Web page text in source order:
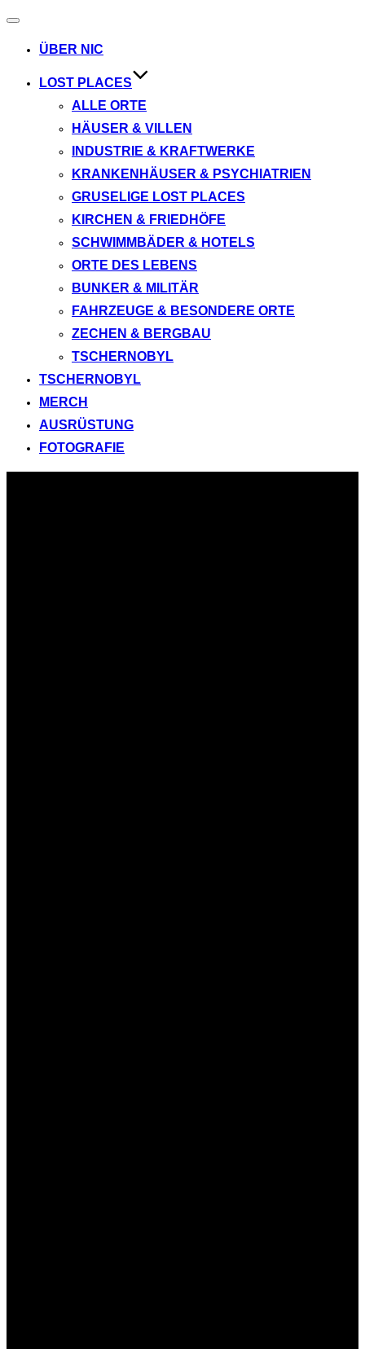
Navigation
ÜBER NIC
LOST PLACES
ALLE ORTE
HÄUSER & VILLEN
INDUSTRIE & KRAFTWERKE
KRANKENHÄUSER & PSYCHIATRIEN
GRUSELIGE LOST PLACES
KIRCHEN & FRIEDHÖFE
SCHWIMMBÄDER & HOTELS
ORTE DES LEBENS
BUNKER & MILITÄR
FAHRZEUGE & BESONDERE ORTE
ZECHEN & BERGBAU
TSCHERNOBYL
TSCHERNOBYL
MERCH
AUSRÜSTUNG
FOTOGRAFIE